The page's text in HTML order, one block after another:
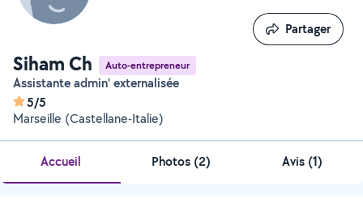
Siham Ch Auto-entrepreneur
Assistante admin' externalisée
5/5
Marseille (Castellane-Italie)
Partager
Partager
Accueil Photos (2) Avis (1)